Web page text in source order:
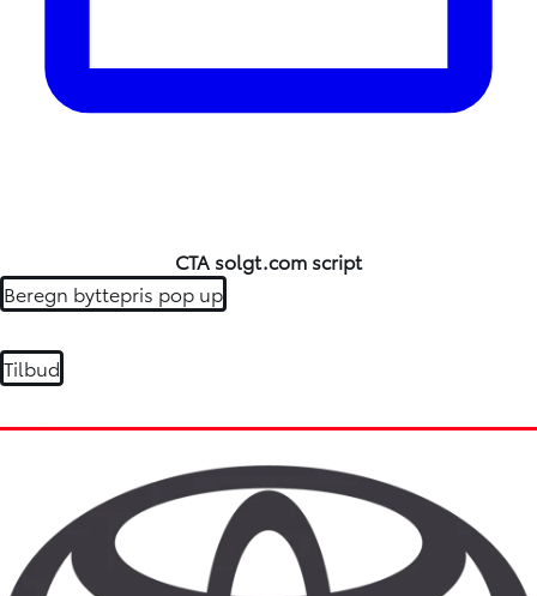
CTA solgt.com script
Beregn byttepris pop up
Tilbud